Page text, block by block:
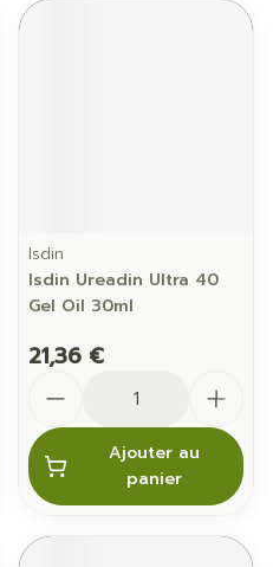
Isdin
Isdin Ureadin Ultra 40
Gel Oil 30ml
21,36 €
Ajouter au
panier